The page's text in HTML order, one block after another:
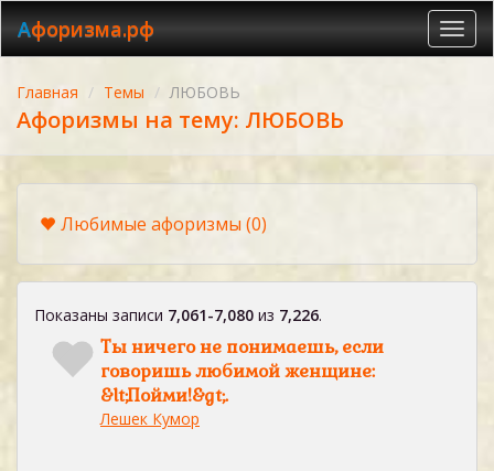
Афоризма.рф
Главная Темы ЛЮБОВЬ
Афоризмы на тему: ЛЮБОВЬ
Любимые афоризмы (0)
Показаны записи 7,061-7,080 из 7,226.
Ты ничего не понимаешь, если
говоришь любимой женщине:
&lt;Пойми!&gt;.
Лешек Кумор